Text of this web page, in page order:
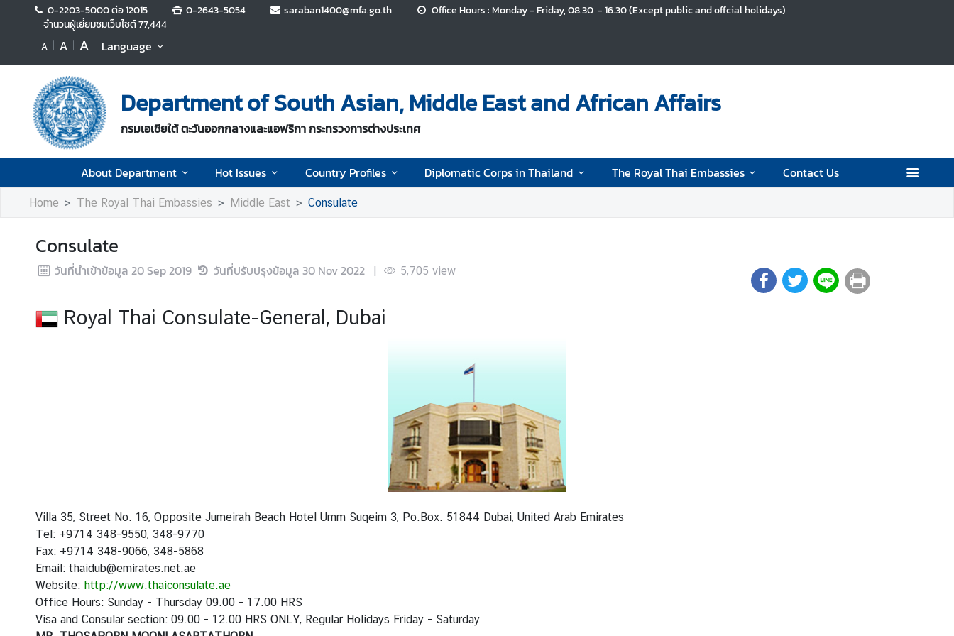
0-2203-5000 ต่อ 12015 0-2643-5054 saraban1400@mfa.go.th
Office Hours : Monday - Friday, 08.30 - 16.30 (Except public and offcial holidays)
จำนวนผู้เยี่ยมชมเว็บไซต์77,444
A A A Language
Department of South Asian, Middle East and African Affairs
กรมเอเชียใต้ ตะวันออกกลางและแอฟริกา กระทรวงการต่างประเทศ
About Department Hot Issues Country Profiles Diplomatic Corps in Thailand The Royal Thai Embassies Contact Us
A
b
u
t
D
a
r
m
e
n
H
C
o
u
n
t
r
y
Home The Royal Thai Embassies Middle East Consulate
Consulate
วันที่นำเข้าข้อมูล 20 Sep 2019 วันที่ปรับปรุงข้อมูล 30 Nov 2022 | 5,705 view
Royal Thai Consulate-General, Dubai
Villa 35, Street No. 16, Opposite Jumeirah Beach Hotel Umm Suqeim 3, Po.Box. 51844 Dubai, United Arab Emirates
Tel: +9714 348-9550, 348-9770
Fax: +9714 348-9066, 348-5868
Email: thaidub@emirates.net.ae
Website: http://www.thaiconsulate.ae
Office Hours: Sunday - Thursday 09.00 - 17.00 HRS
Visa and Consular section: 09.00 - 12.00 HRS ONLY, Regular Holidays Friday - Saturday